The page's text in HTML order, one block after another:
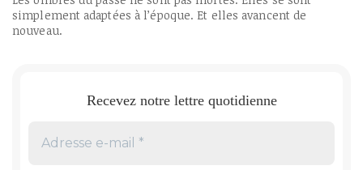
simplement adaptées à l’époque. Et elles avancent de
nouveau.
Recevez notre lettre quotidienne